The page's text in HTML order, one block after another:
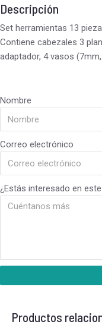
Descripción
Set herramientas 13
Contiene cabezales 3
adaptador, 4 vasos
Nombre
Correo electrónico
¿Estás interesado en
Productos